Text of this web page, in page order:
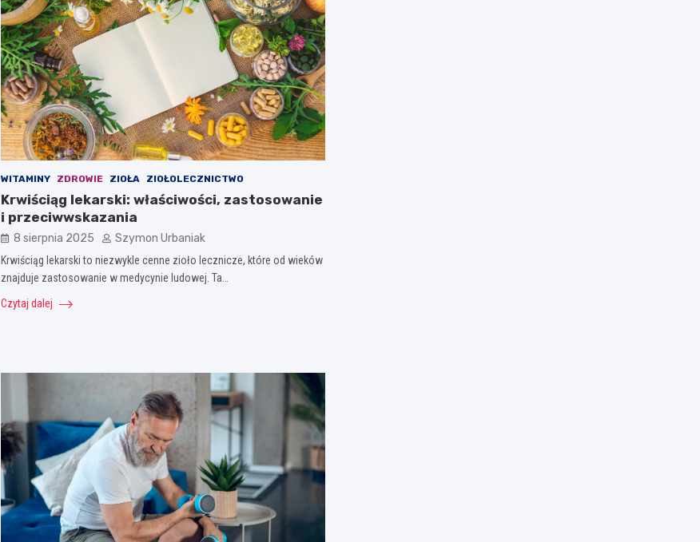
WITAMINY ZDROWIE ZIOŁA ZIOŁOLECZNICTWO
Krwiściąg lekarski: właściwości, zastosowanie
i przeciwwskazania
8 sierpnia 2025 Szymon Urbaniak
Krwiściąg lekarski to niezwykle cenne zioło lecznicze, które od wieków
znajduje zastosowanie w medycynie ludowej. Ta…
Czytaj dalej